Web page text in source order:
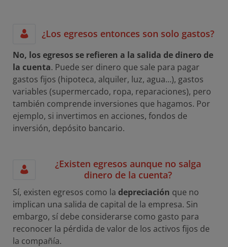
¿Los egresos entonces son solo gastos?
No, los egresos se refieren a la salida de dinero de
la cuenta. Puede ser dinero que sale para pagar
gastos fijos (hipoteca, alquiler, luz, agua...), gastos
variables (supermercado, ropa, reparaciones), pero
también comprende inversiones que hagamos. Por
ejemplo, si invertimos en acciones, fondos de
inversión, depósito bancario.
¿Existen egresos aunque no salga
dinero de la cuenta?
Sí, existen egresos como la depreciación que no
implican una salida de capital de la empresa. Sin
embargo, sí debe considerarse como gasto para
reconocer la pérdida de valor de los activos fijos de
la compañía.